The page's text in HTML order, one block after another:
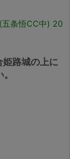
条悟CC中) 20
姫路城の上に